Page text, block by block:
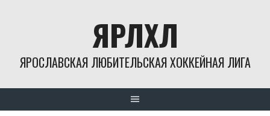
ЯРЛХЛ
ЯРОСЛАВСКАЯ ЛЮБИТЕЛЬСКАЯ ХОККЕЙНАЯ ЛИГА